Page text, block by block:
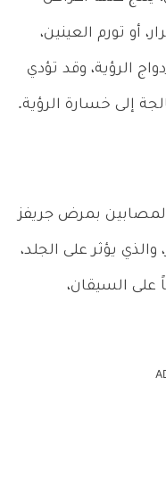
أو تورم العينين،
الرؤية، وقد تؤدي
إلى خسارة الرؤية.
بمرض جريفز
يؤثر على الجلد،
على السيقان،